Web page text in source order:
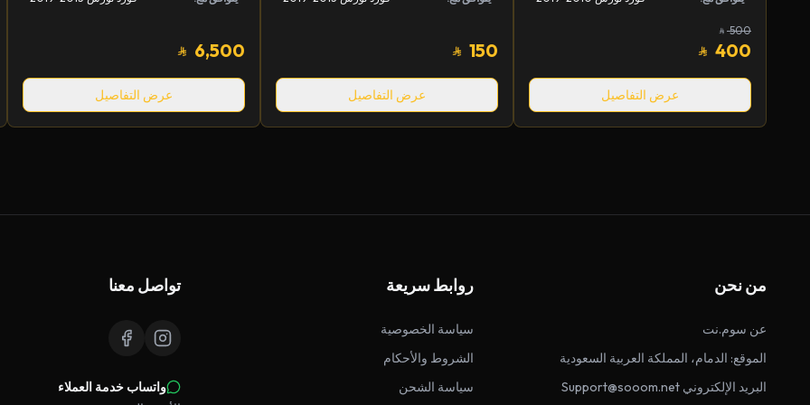
500
400
عرض التفاصيل
150
عرض التفاصيل
6,500
عرض التفاصيل
من نحن
عن سوم.نت
الموقع: الدمام، المملكة العربية السعودية
البريد الإلكتروني Support@sooom.net
روابط سريعة
سياسة الخصوصية
الشروط والأحكام
سياسة الشحن
تواصل معنا
واتساب خدمة العملاء